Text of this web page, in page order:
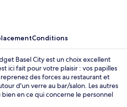
Conditions
Basel City est un choix excellent
ici fait pour votre plaisir : vos papilles
des forces au restaurant et
d'un verre au bar/salon. Les autres
en ce qui concerne le personnel